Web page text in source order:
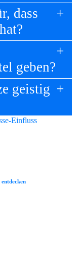
dass
geben?
geistig
Einfluss